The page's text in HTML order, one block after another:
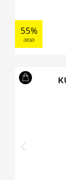
55%
הנחה